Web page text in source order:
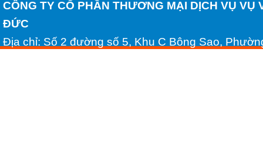
CÔNG TY CỔ PHẦN THƯƠNG MẠI DỊCH VỤ VỤ
ĐỨC
Địa chỉ: Số 2 đường số 5, Khu C Bông Sao,